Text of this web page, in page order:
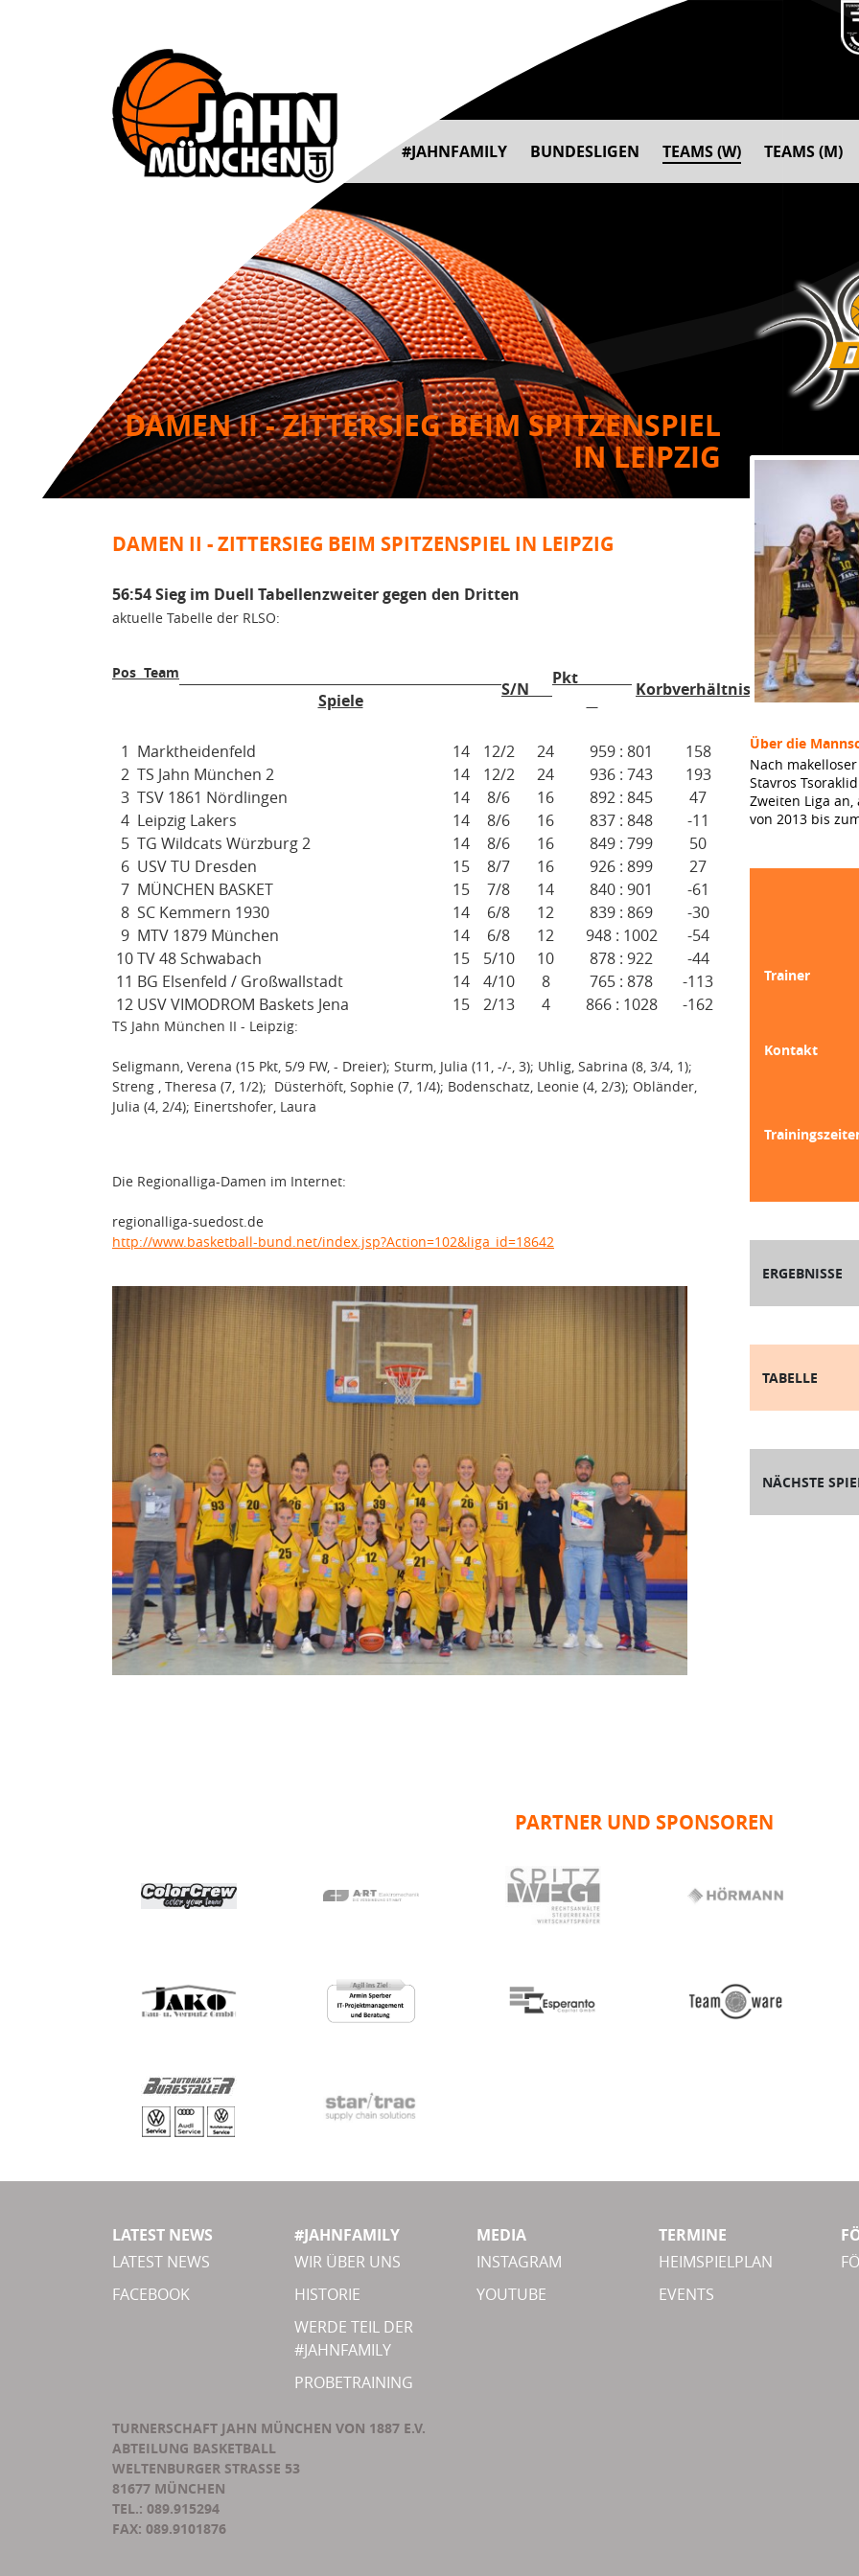
#JAHNFAMILY BUNDESLIGEN TEAMS (W) TEAMS (M)
DAMEN II - ZITTERSIEG BEIM SPITZENSPIEL
IN LEIPZIG
DAMEN II - ZITTERSIEG BEIM SPITZENSPIEL IN LEIPZIG
56:54 Sieg im Duell Tabellenzweiter gegen den Dritten
aktuelle Tabelle der RLSO:
Pos Team
Spiele
S/N
Pkt
Korbverhältnis
1 Marktheidenfeld 14 12/2 24 959 : 801
158
2 TS Jahn München 2 14 12/2 24 936 : 743
193
3 TSV 1861 Nördlingen 14 8/6 16 892 : 845
47
4 Leipzig Lakers 14 8/6 16 837 : 848
-11
5 TG Wildcats Würzburg 2 14 8/6 16 849 : 799
50
6 USV TU Dresden 15 8/7 16 926 : 899
27
7 MÜNCHEN BASKET 15 7/8 14 840 : 901
-61
8 SC Kemmern 1930 14 6/8 12 839 : 869
-30
9 MTV 1879 München 14 6/8 12 948 : 1002
-54
10TV 48 Schwabach 15 5/10 10 878 : 922
-44
11 BG Elsenfeld / Großwallstadt 14 4/10 8 765 : 878
-113
12 USV VIMODROM Baskets Jena 15 2/13 4 866 : 1028 -162
TS Jahn München II - Leipzig:
Seligmann, Verena (15 Pkt, 5/9 FW, - Dreier); Sturm, Julia (11, -/-, 3); Uhlig, Sabrina (8, 3/4, 1);
Streng , Theresa (7, 1/2); Düsterhöft, Sophie (7, 1/4); Bodenschatz, Leonie (4, 2/3); Obländer,
Julia (4, 2/4); Einertshofer, Laura
Die Regionalliga-Damen im Internet:
regionalliga-suedost.de
http://www.basketball-bund.net/index.jsp?Action=102&liga_id=18642
Über die
Nach
Stavros
Zweiten Liga
von 2013 bis
Trainer
Kontakt
ERGEBNISSE
TABELLE
NÄCHSTE
PARTNER UND SPONSOREN
LATEST NEWS
LATEST NEWS
FACEBOOK
#JAHNFAMILY
WIR ÜBER UNS
HISTORIE
WERDE TEIL DER
#JAHNFAMILY
PROBETRAINING
MEDIA
INSTAGRAM
YOUTUBE
TERMINE
HEIMSPIELPLAN
EVENTS
TURNERSCHAFT JAHN MÜNCHEN VON 1887 E.V.
ABTEILUNG BASKETBALL
WELTENBURGER STRASSE 53
81677 MÜNCHEN
TEL.: 089.915294
FAX: 089.9101876